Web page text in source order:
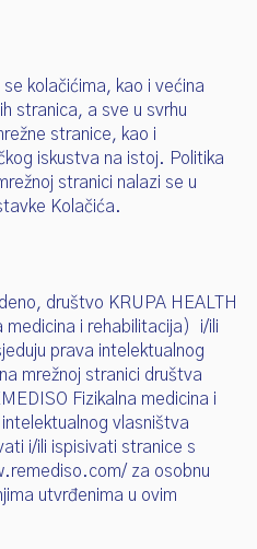
kolačićima, kao i većina
stranica, a sve u svrhu
stranice, kao i
iskustva na istoj. Politika
stranici nalazi se u
Kolačića.
društvo KRUPA HEALTH
medicina i rehabilitacija) i/ili
prava intelektualnog
mrežnoj stranici društva
Fizikalna medicina i
vlasništva
i/ili ispisivati stranice s
za osobnu
utvrđenima u ovim